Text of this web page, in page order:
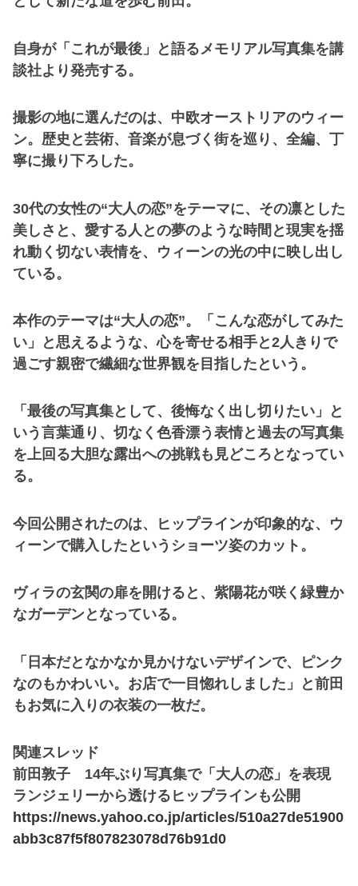
自身が「これが最後」と語るメモリアル写真集を講
談社より発売する。
撮影の地に選んだのは、中欧オーストリアのウィー
ン。歴史と芸術、音楽が息づく街を巡り、全編、丁
寧に撮り下ろした。
30代の女性の“大人の恋”をテーマに、その凛とした
美しさと、愛する人との夢のような時間と現実を揺
れ動く切ない表情を、ウィーンの光の中に映し出し
ている。
本作のテーマは“大人の恋”。「こんな恋がしてみた
い」と思えるような、心を寄せる相手と2人きりで
過ごす親密で繊細な世界観を目指したという。
「最後の写真集として、後悔なく出し切りたい」と
いう言葉通り、切なく色香漂う表情と過去の写真集
を上回る大胆な露出への挑戦も見どころとなってい
る。
今回公開されたのは、ヒップラインが印象的な、ウ
ィーンで購入したというショーツ姿のカット。
ヴィラの玄関の扉を開けると、紫陽花が咲く緑豊か
なガーデンとなっている。
「日本だとなかなか見かけないデザインで、ピンク
なのもかわいい。お店で一目惚れしました」と前田
もお気に入りの衣装の一枚だ。
関連スレッド
前田敦子 14年ぶり写真集で「大人の恋」を表現
ランジェリーから透けるヒップラインも公開
https://news.yahoo.co.jp/articles/510a27de51900
abb3c87f5f807823078d76b91d0